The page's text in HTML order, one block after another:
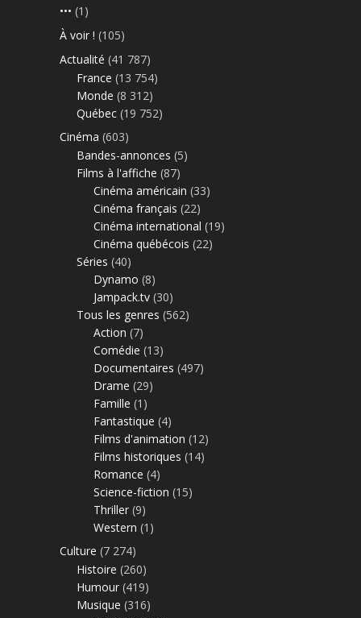
••• (1)
À voir ! (105)
Actualité (41 787)
France (13 754)
Monde (8 312)
Québec (19 752)
Cinéma (603)
Bandes-annonces (5)
Films à l'affiche (87)
Cinéma américain (33)
Cinéma français (22)
Cinéma international (19)
Cinéma québécois (22)
Séries (40)
Dynamo (8)
Jampack.tv (30)
Tous les genres (562)
Action (7)
Comédie (13)
Documentaires (497)
Drame (29)
Famille (1)
Fantastique (4)
Films d'animation (12)
Films historiques (14)
Romance (4)
Science-fiction (15)
Thriller (9)
Western (1)
Culture (7 274)
Histoire (260)
Humour (419)
Musique (316)